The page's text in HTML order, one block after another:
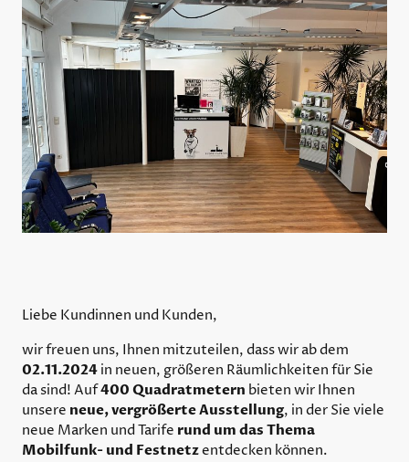
Liebe Kundinnen und Kunden,
wir freuen uns, Ihnen mitzuteilen, dass wir ab dem
02.11.2024 in neuen, größeren Räumlichkeiten für Sie
da sind! Auf400 Quadratmetern bieten wir Ihnen
unsere neue, vergrößerte Ausstellung, in der Sie viele
neue Marken und Tarife rund um das Thema
Mobilfunk- und Festnetzentdecken können.